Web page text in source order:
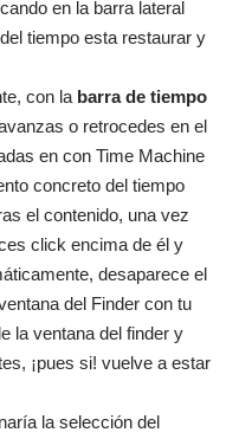
en la barra lateral
tiempo esta restaurar y
con la barra de tiempo
o retrocedes en el
en con Time Machine
concreto del tiempo
el contenido, una vez
click encima de él y
desaparece el
del Finder con tu
la ventana del finder y
¡pues si! vuelve a estar
la selección del